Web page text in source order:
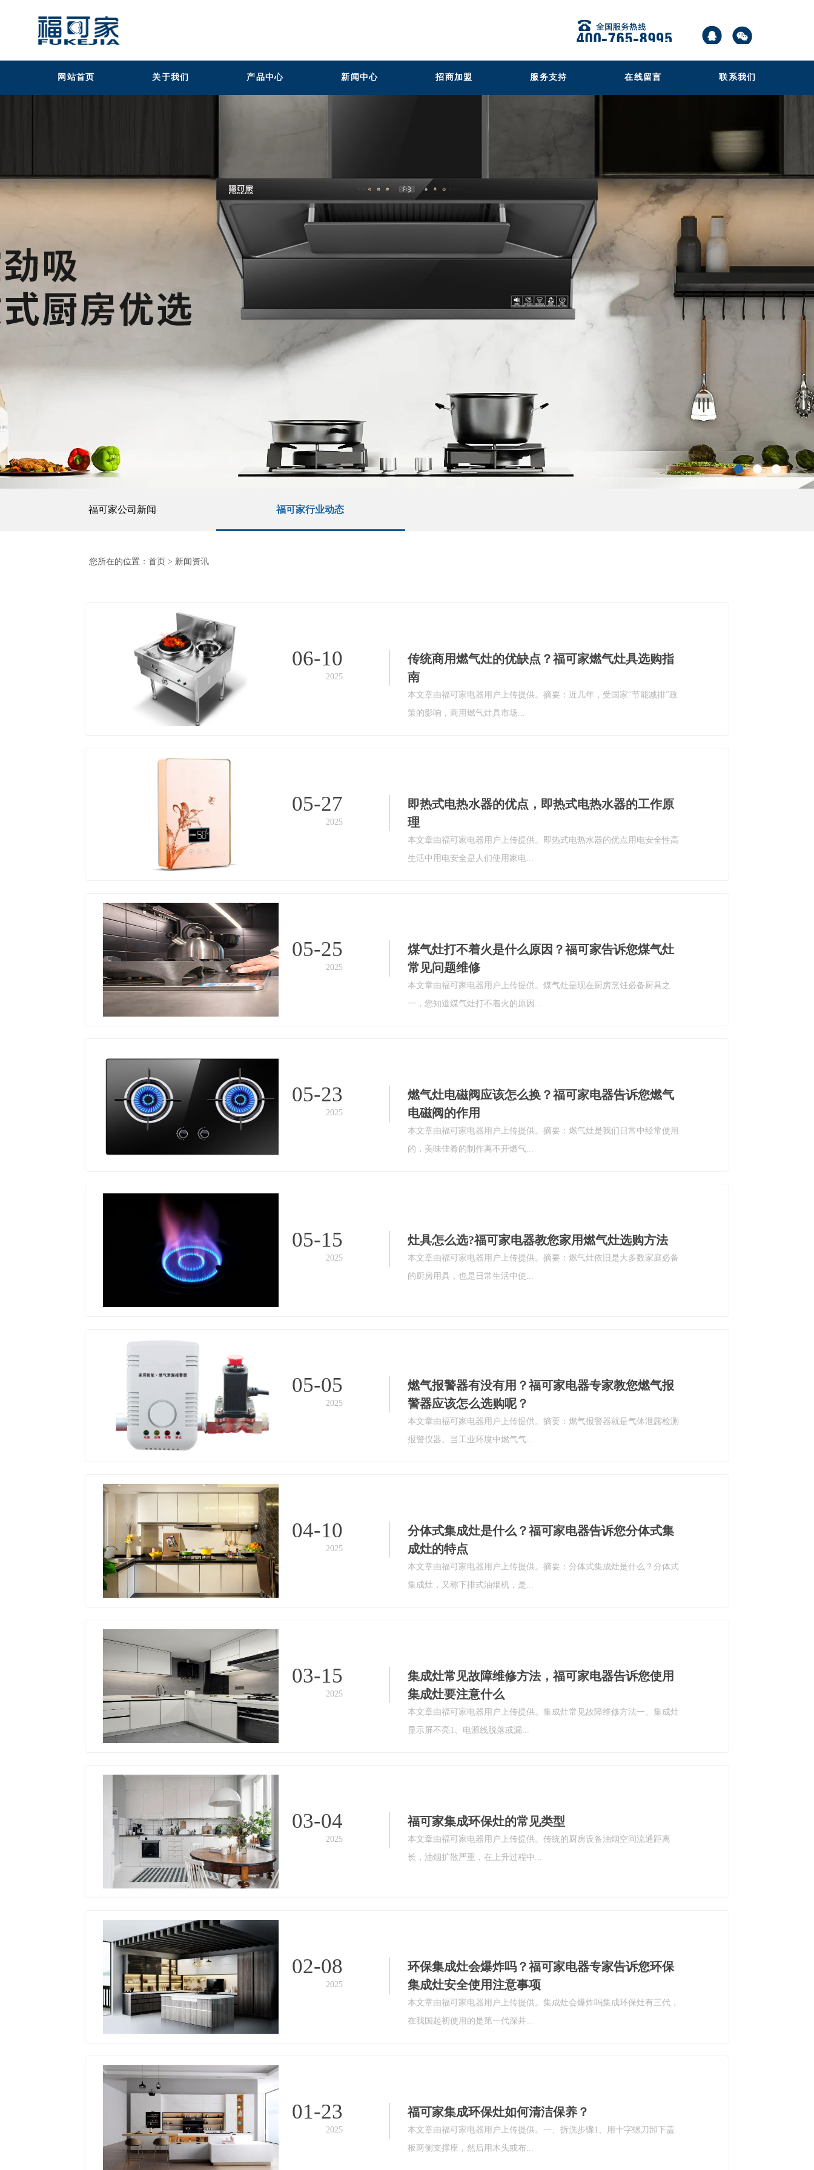
网站首页 关于我们 产品中心 新闻中心 招商加盟 服务支持 在线留言 联系我们
福可家公司新闻 福可家行业动态
您所在的位置：首页 > 新闻资讯
06-10
2025
传统商用燃气灶的优缺点？福可家燃气灶具选购指
南
本文章由福可家电器用户上传提供。摘要：近几年，受国家“节能减排”政
策的影响，商用燃气灶具市场...
05-27
2025
即热式电热水器的优点，即热式电热水器的工作原
理
本文章由福可家电器用户上传提供。即热式电热水器的优点用电安全性高
生活中用电安全是人们使用家电...
05-25
2025
煤气灶打不着火是什么原因？福可家告诉您煤气灶
常见问题维修
本文章由福可家电器用户上传提供。煤气灶是现在厨房烹饪必备厨具之
一，您知道煤气灶打不着火的原因...
05-23
2025
燃气灶电磁阀应该怎么换？福可家电器告诉您燃气
电磁阀的作用
本文章由福可家电器用户上传提供。摘要：燃气灶是我们日常中经常使用
的，美味佳肴的制作离不开燃气...
05-15
2025
灶具怎么选?福可家电器教您家用燃气灶选购方法
本文章由福可家电器用户上传提供。摘要：燃气灶依旧是大多数家庭必备
的厨房用具，也是日常生活中使...
05-05
2025
燃气报警器有没有用？福可家电器专家教您燃气报
警器应该怎么选购呢？
本文章由福可家电器用户上传提供。摘要：燃气报警器就是气体泄露检测
报警仪器。当工业环境中燃气气...
04-10
2025
分体式集成灶是什么？福可家电器告诉您分体式集
成灶的特点
本文章由福可家电器用户上传提供。摘要：分体式集成灶是什么？分体式
集成灶，又称下排式油烟机，是...
03-15
2025
集成灶常见故障维修方法，福可家电器告诉您使用
集成灶要注意什么
本文章由福可家电器用户上传提供。集成灶常见故障维修方法一、集成灶
显示屏不亮1、电源线脱落或漏...
03-04
2025
福可家集成环保灶的常见类型
本文章由福可家电器用户上传提供。传统的厨房设备油烟空间流通距离
长，油烟扩散严重，在上升过程中...
02-08
2025
环保集成灶会爆炸吗？福可家电器专家告诉您环保
集成灶安全使用注意事项
本文章由福可家电器用户上传提供。集成灶会爆炸吗集成环保灶有三代，
在我国起初使用的是第一代深井...
01-23
2025
福可家集成环保灶如何清洁保养？
本文章由福可家电器用户上传提供。一、拆洗步骤1、用十字螺刀卸下盖
板两侧支撑座，然后用木头或布...